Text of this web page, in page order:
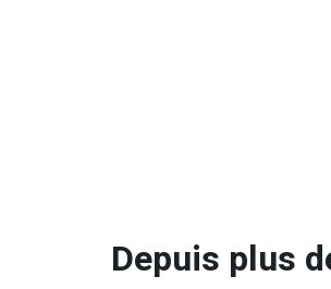
Depuis plus